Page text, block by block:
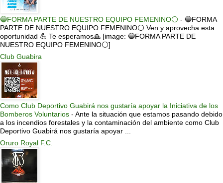
🔵FORMA PARTE DE NUESTRO EQUIPO FEMENINO⚪ - 🔵FORMA
PARTE DE NUESTRO EQUIPO FEMENINO⚪ Ven y aprovecha esta
oportunidad 💪 Te esperamos🙏 [image: 🔵FORMA PARTE DE
NUESTRO EQUIPO FEMENINO⚪]
Club Guabira
Como Club Deportivo Guabirá nos gustaría apoyar la Iniciativa de los
Bomberos Voluntarios - Ante la situación que estamos pasando debido
a los incendios forestales y la contaminación del ambiente como Club
Deportivo Guabirá nos gustaría apoyar ...
Oruro Royal F.C.